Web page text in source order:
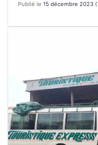
Publié le 15 décembre 2023